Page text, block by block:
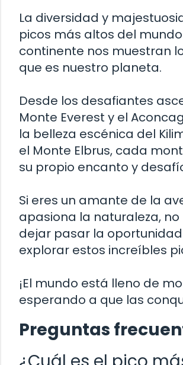
La diversidad y
picos más altos del
continente nos muestran
que es nuestro planeta.
Desde los desafiantes
Monte Everest y el
la belleza escénica del
el Monte Elbrus, cada
su propio encanto y
Si eres un amante de la
apasiona la naturaleza, no
dejar pasar la
explorar estos increíbles
¡El mundo está lleno de
esperando a que las
Preguntas